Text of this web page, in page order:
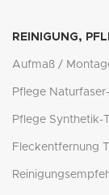
REINIGUNG,
Aufmaß /
Pflege
Pflege Synthetik-
Fleckentfernung